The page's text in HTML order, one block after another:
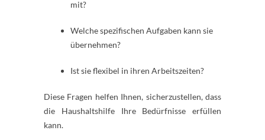
mit?
Welche spezifischen Aufgaben kann sie
übernehmen?
Ist sie flexibel in ihren Arbeitszeiten?
Diese Fragen helfen Ihnen, sicherzustellen, dass
die Haushaltshilfe Ihre Bedürfnisse erfüllen
kann.